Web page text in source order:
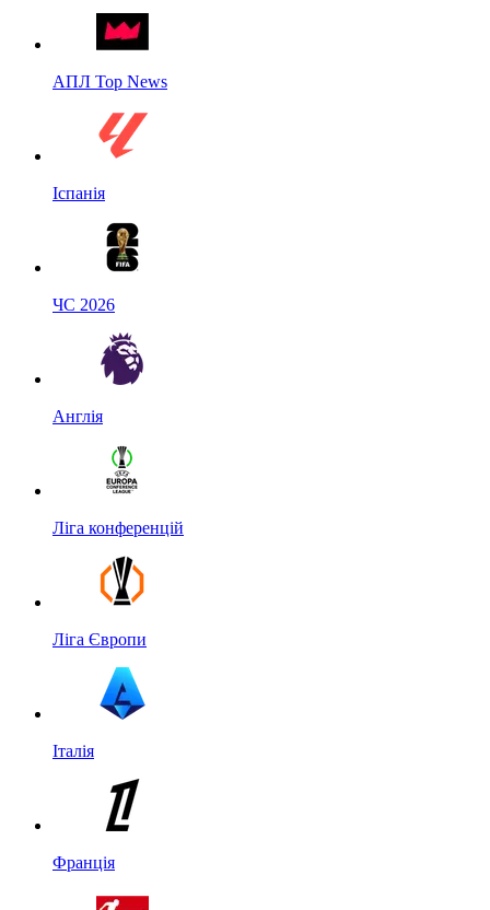
АПЛ Top News
Іспанія
ЧС 2026
Англія
Ліга конференцій
Ліга Європи
Італія
Франція